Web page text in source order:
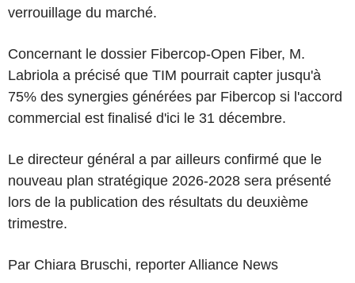
verrouillage du marché.
Concernant le dossier Fibercop-Open Fiber, M.
Labriola a précisé que TIM pourrait capter jusqu'à
75% des synergies générées par Fibercop si l'accord
commercial est finalisé d'ici le 31 décembre.
Le directeur général a par ailleurs confirmé que le
nouveau plan stratégique 2026-2028 sera présenté
lors de la publication des résultats du deuxième
trimestre.
Par Chiara Bruschi, reporter Alliance News